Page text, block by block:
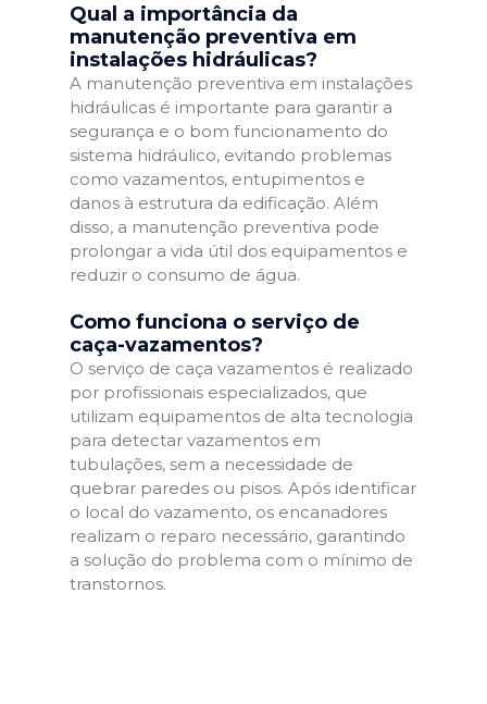
Qual a importância da
manutenção preventiva em
instalações hidráulicas?
A manutenção preventiva em instalações
hidráulicas é importante para garantir a
segurança e o bom funcionamento do
sistema hidráulico, evitando problemas
como vazamentos, entupimentos e
danos à estrutura da edificação. Além
disso, a manutenção preventiva pode
prolongar a vida útil dos equipamentos e
reduzir o consumo de água.
Como funciona o serviço de
caça-vazamentos?
O serviço de caça vazamentos é realizado
por profissionais especializados, que
utilizam equipamentos de alta tecnologia
para detectar vazamentos em
tubulações, sem a necessidade de
quebrar paredes ou pisos. Após identificar
o local do vazamento, os encanadores
realizam o reparo necessário, garantindo
a solução do problema com o mínimo de
transtornos.